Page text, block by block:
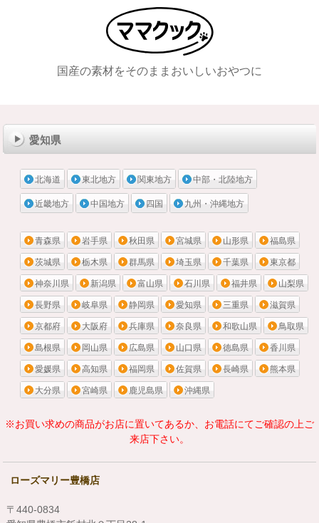
国産の素材をそのままおいしいおやつに
愛知県
北海道 東北地方 関東地方 中部・北陸地方
近畿地方 中国地方 四国 九州・沖縄地方
青森県 岩手県 秋田県 宮城県 山形県 福島県
茨城県 栃木県 群馬県 埼玉県 千葉県 東京都
神奈川県 新潟県 富山県 石川県 福井県 山梨県
長野県 岐阜県 静岡県 愛知県 三重県 滋賀県
京都府 大阪府 兵庫県 奈良県 和歌山県 鳥取県
島根県 岡山県 広島県 山口県 徳島県 香川県
愛媛県 高知県 福岡県 佐賀県 長崎県 熊本県
大分県 宮崎県 鹿児島県 沖縄県
※お買い求めの商品がお店に置いてあるか、お電話にてご確認の上ご
来店下さい。
ローズマリー豊橋店
〒440-0834